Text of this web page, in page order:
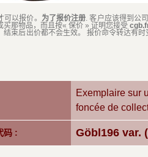
以报价。 为了报价注册 . 客户应该得到公
买那物品，而且按« 保价 » 证明您接受
结束后出价都不会生效。 报价命令转达有
Exemplaire sur
foncée de
码 : Göbl196 var.